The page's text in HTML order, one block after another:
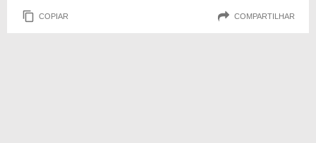
COPIAR COMPARTILHAR